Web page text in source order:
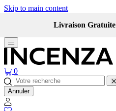
Skip to main content
Livraison Gratuite
0
Annuler